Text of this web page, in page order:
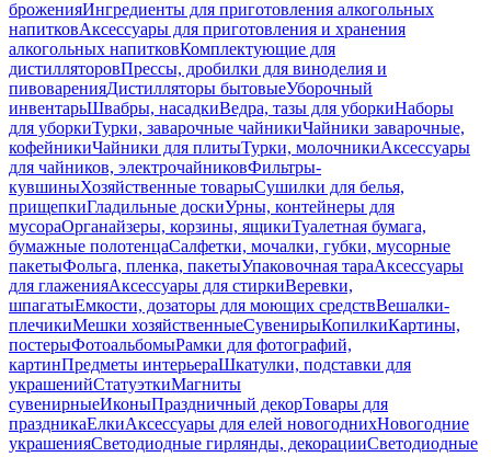
броженияИнгредиенты для приготовления алкогольных
напитковАксессуары для приготовления и хранения
алкогольных напитковКомплектующие для
дистилляторовПрессы, дробилки для виноделия и
пивоваренияДистилляторы бытовыеУборочный
инвентарьШвабры, насадкиВедра, тазы для уборкиНаборы
для уборкиТурки, заварочные чайникиЧайники заварочные,
кофейникиЧайники для плитыТурки, молочникиАксессуары
для чайников, электрочайниковФильтры-
кувшиныХозяйственные товарыСушилки для белья,
прищепкиГладильные доскиУрны, контейнеры для
мусораОрганайзеры, корзины, ящикиТуалетная бумага,
бумажные полотенцаСалфетки, мочалки, губки, мусорные
пакетыФольга, пленка, пакетыУпаковочная тараАксессуары
для глаженияАксессуары для стиркиВеревки,
шпагатыЕмкости, дозаторы для моющих средствВешалки-
плечикиМешки хозяйственныеСувенирыКопилкиКартины,
постерыФотоальбомыРамки для фотографий,
картинПредметы интерьераШкатулки, подставки для
украшенийСтатуэткиМагниты
сувенирныеИконыПраздничный декорТовары для
праздникаЕлкиАксессуары для елей новогоднихНовогодние
украшенияСветодиодные гирлянды, декорацииСветодиодные